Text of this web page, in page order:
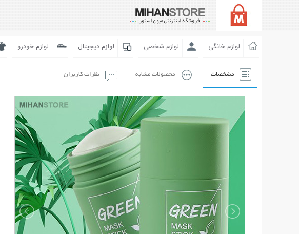
لوازم خانگی لوازم شخصی لوازم دیجیتال لوازم خودرو
مشخصات محصولات مشابه نظرات کاربران